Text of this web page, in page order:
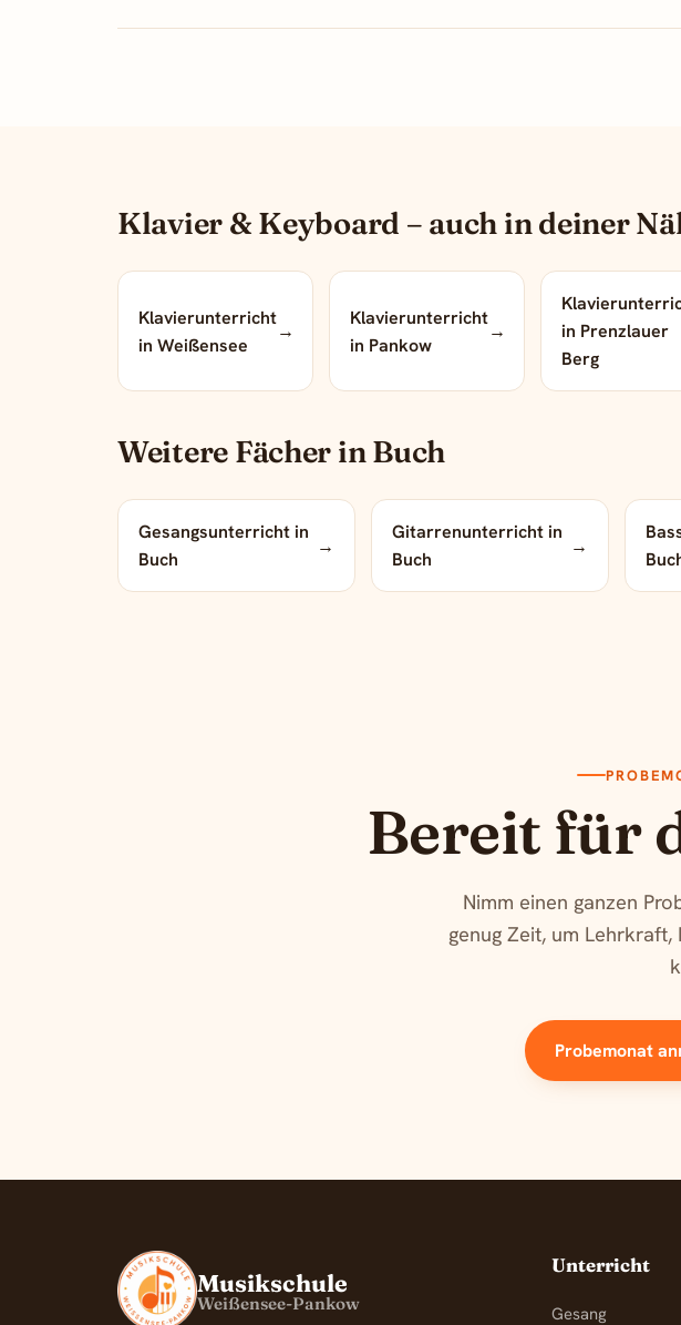
Klavier & Keyboard – auch in deiner
Klavierunterricht
in Weißensee
→
Klavierunterricht
in Pankow
→
in Prenzlauer
Berg
Weitere Fächer in Buch
Gesangsunterricht in
Buch
→
Gitarrenunterricht in
Buch
→
Bereit für
Nimm einen ganzen
genug Zeit, um
Probemonat
Musikschule
Weißensee-Pankow
Unterricht
Gesang